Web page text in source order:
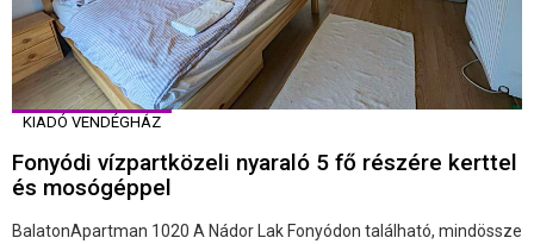
KIADÓ VENDÉGHÁZ
Fonyódi vízpartközeli nyaraló 5 fő részére kerttel
és mosógéppel
BalatonApartman 1020 A Nádor Lak Fonyódon található, mindössze